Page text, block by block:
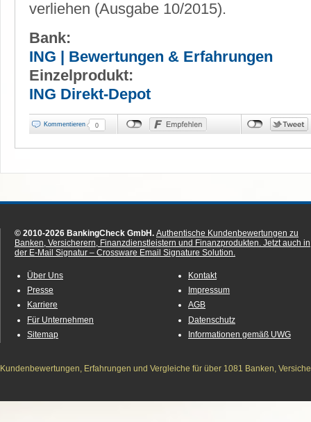
verliehen (Ausgabe 10/2015).
Bank:
ING | Bewertungen & Erfahrungen
Einzelprodukt:
ING Direkt-Depot
Kommentieren 0
© 2010-2026 BankingCheck GmbH. Authentische Kundenbewertungen zu
Banken, Versicherern, Finanzdienstleistern und Finanzprodukten. Jetzt auch in
der E-Mail Signatur – Crossware Email Signature Solution.
Über Uns
Presse
Karriere
Für Unternehmen
Sitemap
Kontakt
Impressum
AGB
Datenschutz
Informationen gemäß UWG
Kundenbewertungen, Erfahrungen und Vergleiche für über 1081 Banken,